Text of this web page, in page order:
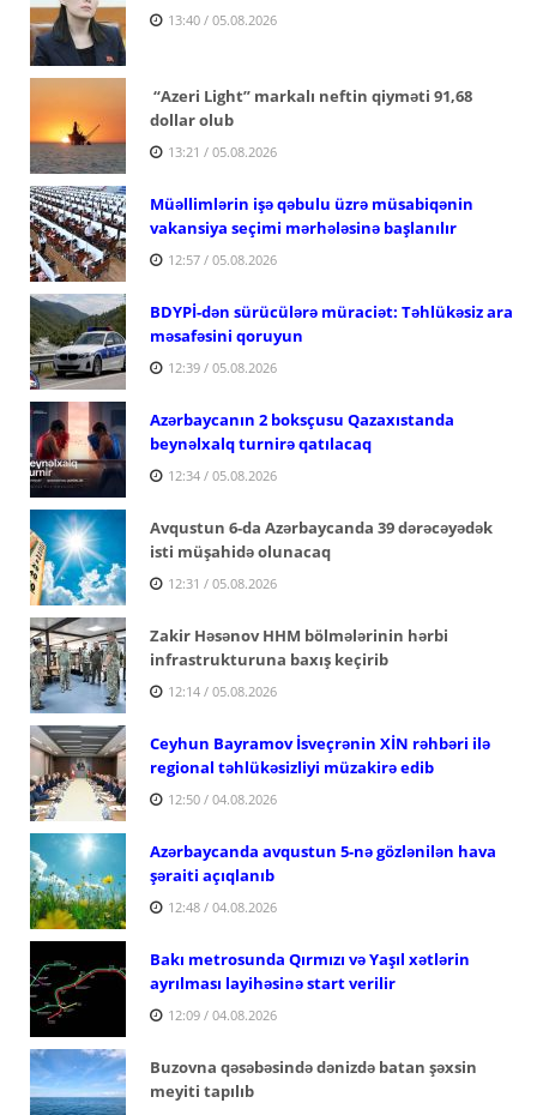
13:40 / 05.08.2026
“Azeri Light” markalı neftin qiyməti 91,68
dollar olub
13:21 / 05.08.2026
Müəllimlərin işə qəbulu üzrə müsabiqənin
vakansiya seçimi mərhələsinə başlanılır
12:57 / 05.08.2026
BDYPİ-dən sürücülərə müraciət: Təhlükəsiz ara
məsafəsini qoruyun
12:39 / 05.08.2026
Azərbaycanın 2 boksçusu Qazaxıstanda
beynəlxalq turnirə qatılacaq
12:34 / 05.08.2026
Avqustun 6-da Azərbaycanda 39 dərəcəyədək
isti müşahidə olunacaq
12:31 / 05.08.2026
Zakir Həsənov HHM bölmələrinin hərbi
infrastrukturuna baxış keçirib
12:14 / 05.08.2026
Ceyhun Bayramov İsveçrənin XİN rəhbəri ilə
regional təhlükəsizliyi müzakirə edib
12:50 / 04.08.2026
Azərbaycanda avqustun 5-nə gözlənilən hava
şəraiti açıqlanıb
12:48 / 04.08.2026
Bakı metrosunda Qırmızı və Yaşıl xətlərin
ayrılması layihəsinə start verilir
12:09 / 04.08.2026
Buzovna qəsəbəsində dənizdə batan şəxsin
meyiti tapılıb